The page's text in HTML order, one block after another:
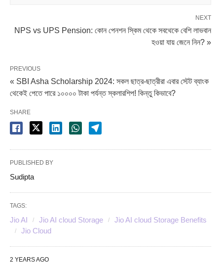
NEXT
NPS vs UPS Pension: কোন পেনশন স্কিম থেকে সবথেকে বেশি লাভবান
হওয়া যায় জেনে নিন? »
PREVIOUS
« SBI Asha Scholarship 2024: সকল ছাত্র-ছাত্রীরা এবার স্টেট ব্যাংক
থেকেই পেতে পারে ১০০০০ টাকা পর্যন্ত স্কলারশিপ! কিন্তু কিভাবে?
SHARE
PUBLISHED BY
Sudipta
TAGS:
Jio AI Jio AI cloud Storage
Jio AI cloud Storage Benefits
Jio Cloud
2 YEARS AGO